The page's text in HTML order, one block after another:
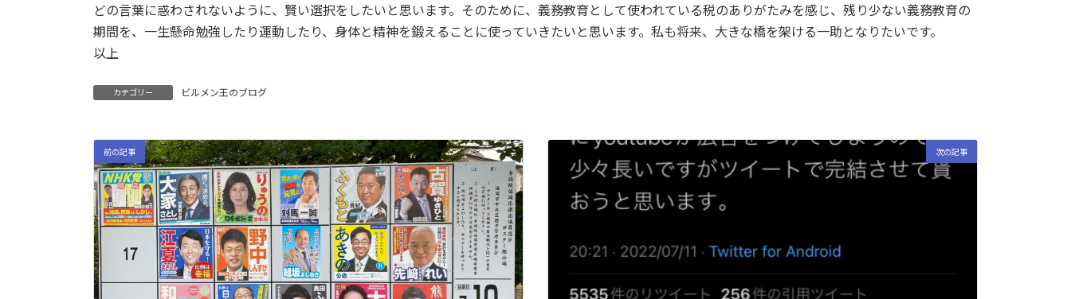
どの言葉に惑わされないように、賢い選択をしたいと思います。そのために、義務教育として使われている税のありがたみを感じ、残り少ない義務教育の
期間を、一生懸命勉強したり運動したり、身体と精神を鍛えることに使っていきたいと思います。私も将来、大きな橋を架ける一助となりたいです。
以上
カテゴリー ビルメン王のブログ
前の記事 次の記事